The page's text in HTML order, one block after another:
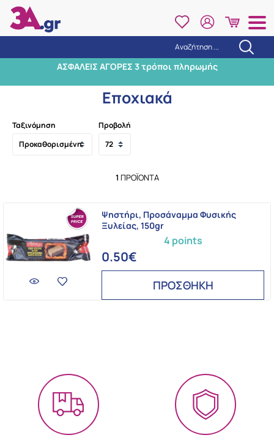
Αναζήτηση ...
ΑΣΦΑΛΕΙΣ ΑΓΟΡΕΣ 3 τρόποι πληρωμής
Αναζήτηση
Φροντίδα σπιτιού Εποχιακά
Εποχιακά
Ταξινόμηση Προβολή
1 ΠΡΟΪΌΝΤΑ
4 points
Ψηστήρι, Προσάναμμα Φυσικής
Ξυλείας, 150gr
0.50€
ΠΡΟΣΘΗΚΗ